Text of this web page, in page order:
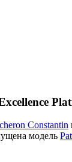
Constantin
модель